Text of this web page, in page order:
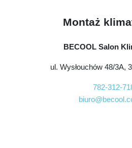
Montaż
BECOOL Salon
ul. Wysłouchów 48/3A,
782-312-